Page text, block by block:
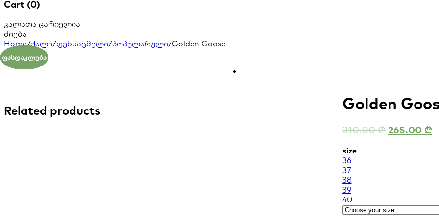
Cart (0)
კალათა ცარიელია
ძიება
Home/ქალი/ფეხსაცმელი/პოპულარული/Golden Goose
ფასდაკლება
Golden
310.00₾ 265.00 ₾
size
36
37
38
39
40
Related products
ფასდაკლება
ფასდაკლება
ფასდაკლება
ფასდაკლება
ფასდაკლება
ფასდაკლება